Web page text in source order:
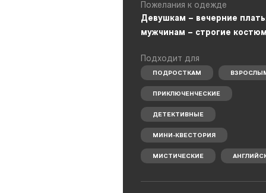
Пожелания к одежде
Девушкам – вечерние
мужчинам – строгие
Подходит для
ПОДРОСТКАМ
ПРИКЛЮЧЕНЧЕСКИЕ
ДЕТЕКТИВНЫЕ
МИНИ-КВЕСТОРИЯ
МИСТИЧЕСКИЕ